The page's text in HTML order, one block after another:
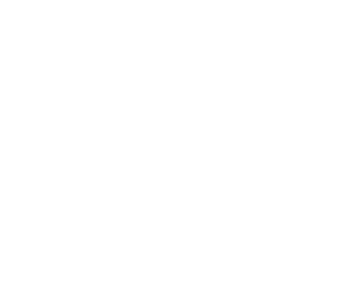
nájdete na stránke jednotlivých